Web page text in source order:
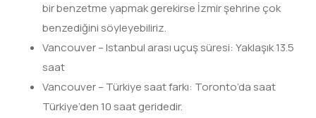
bir benzetme yapmak gerekirse İzmir şehrine çok
benzediğini söyleyebiliriz.
Vancouver – Istanbul arası uçuş süresi: Yaklaşık 13.5
saat
Vancouver – Türkiye saat farkı: Toronto’da saat
Türkiye’den 10 saat geridedir.